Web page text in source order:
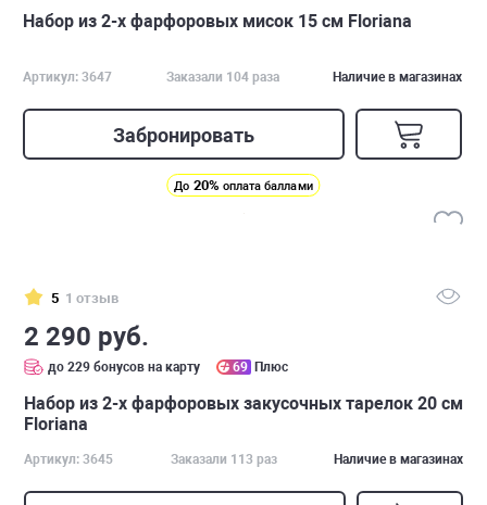
Набор из 2-х фарфоровых мисок 15 см Floriana
Артикул: 3647 Заказали 104 раза Наличие в магазинах
Забронировать
До 20% оплата баллами
5 1 отзыв
2 290 руб.
до 229 бонусов на карту 69 Плюс
Набор из 2-х фарфоровых закусочных тарелок 20 см
Floriana
Артикул: 3645 Заказали 113 раз Наличие в магазинах